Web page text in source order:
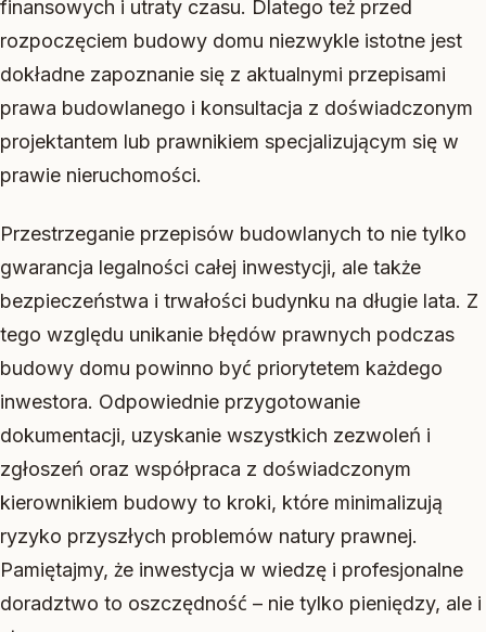
finansowych i utraty czasu. Dlatego też przed
rozpoczęciem budowy domu niezwykle istotne jest
dokładne zapoznanie się z aktualnymi przepisami
prawa budowlanego i konsultacja z doświadczonym
projektantem lub prawnikiem specjalizującym się w
prawie nieruchomości.
Przestrzeganie przepisów budowlanych to nie tylko
gwarancja legalności całej inwestycji, ale także
bezpieczeństwa i trwałości budynku na długie lata. Z
tego względu unikanie błędów prawnych podczas
budowy domu powinno być priorytetem każdego
inwestora. Odpowiednie przygotowanie
dokumentacji, uzyskanie wszystkich zezwoleń i
zgłoszeń oraz współpraca z doświadczonym
kierownikiem budowy to kroki, które minimalizują
ryzyko przyszłych problemów natury prawnej.
Pamiętajmy, że inwestycja w wiedzę i profesjonalne
doradztwo to oszczędność – nie tylko pieniędzy, ale i